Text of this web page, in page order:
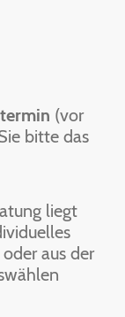
(vor
bitte das
liegt
aus der